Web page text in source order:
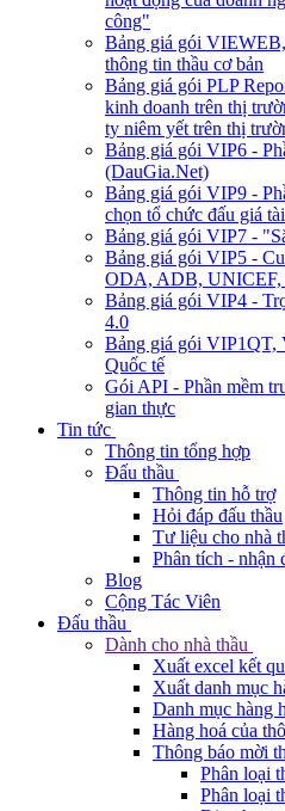
công"
Bảng giá gói
thông tin thầu cơ bản
Bảng giá gói PLP
kinh doanh trên thị
ty niêm yết trên thị
Bảng giá gói VIP6 -
(DauGia.Net)
Bảng giá gói VIP9 -
chọn tổ chức đấu giá
Bảng giá gói VIP7 -
Bảng giá gói VIP5 -
ODA, ADB, UNICEF,
Bảng giá gói VIP4 -
4.0
Bảng giá gói VIP1QT,
Quốc tế
Gói API - Phần mềm
gian thực
Tin tức
Thông tin tổng hợp
Đấu thầu
Thông tin hỗ trợ
Hỏi đáp đấu thầu
Tư liệu cho nhà
Phân tích - nhận
Blog
Cộng Tác Viên
Đấu thầu
Dành cho nhà thầu
Xuất excel kết
Xuất danh mục
Danh mục hàng
Hàng hoá của
Thông báo mời
Phân loại
Phân loại